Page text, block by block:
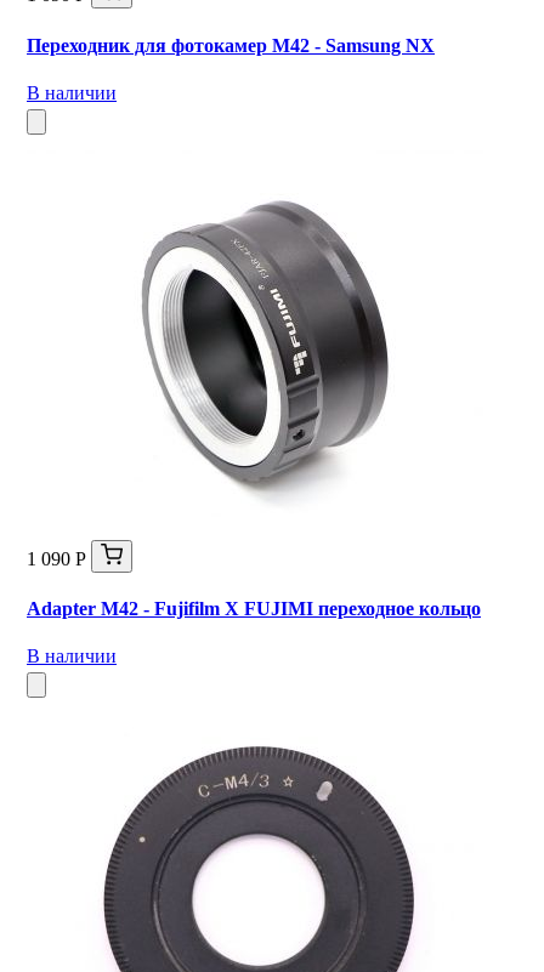
Переходник для фотокамер M42 - Samsung NX
В наличии
1 090 Р
Adapter M42 - Fujifilm X FUJIMI переходное кольцо
В наличии